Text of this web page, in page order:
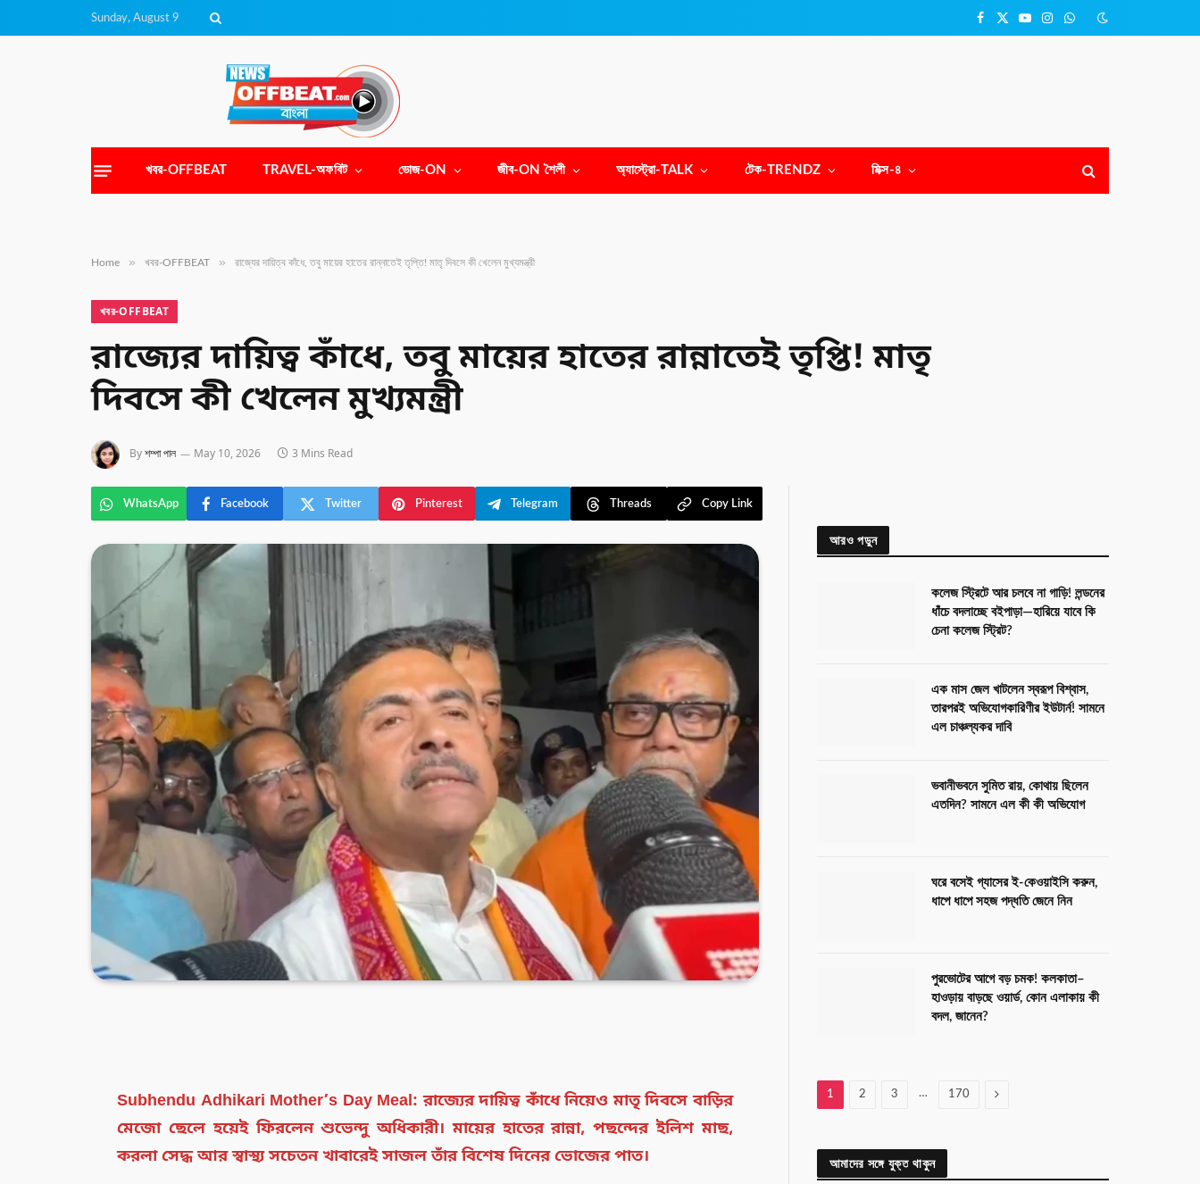
Sunday, August 9
Facebook
X
YouTubeInstagram
WhatsApp
খবর-OFFBEAT TRAVEL-অফবিট ভোজ-ON জীব-ON শৈলী অ্যাস্ট্রো-TALK টেক-TRENDZ মিক্স-৪
Home » খবর-OFFBEAT » রাজ্যের দায়িত্ব কাঁধে, তবু মায়ের হাতের রান্নাতেই তৃপ্তি! মাতৃ দিবসে কী খেলেন মুখ্যমন্ত্রী
খবর-OFFBEAT
রাজ্যের দায়িত্ব কাঁধে, তবু মায়ের হাতের রান্নাতেই তৃপ্তি! মাতৃ
দিবসে কী খেলেন মুখ্যমন্ত্রী
Byশম্পা পাল May 10, 2026 3 Mins Read
WhatsApp Facebook Twitter Pinterest Telegram Threads Copy Link
Subhendu Adhikari Mother’s Day Meal: রাজ্যের দায়িত্ব কাঁধে নিয়েও মাতৃ দিবসে বাড়ির
মেজো ছেলে হয়েই ফিরলেন শুভেন্দু অধিকারী। মায়ের হাতের রান্না, পছন্দের ইলিশ মাছ,
করলা সেদ্ধ আর স্বাস্থ্য সচেতন খাবারেই সাজল তাঁর বিশেষ দিনের ভোজের পাত।
আরও পড়ুন
কলেজ স্ট্রিটে আর চলবে না গাড়ি! লন্ডনের
ধাঁচে বদলাচ্ছে বইপাড়া—হারিয়ে যাবে কি
চেনা কলেজ স্ট্রিট?
এক মাস জেল খাটলেন স্বরূপ বিশ্বাস,
তারপরই অভিযোগকারিণীর ইউটার্ন! সামনে
এল চাঞ্চল্যকর দাবি
ভবানীভবনে সুমিত রায়, কোথায় ছিলেন
এতদিন? সামনে এল কী কী অভিযোগ
ঘরে বসেই গ্যাসের ই-কেওয়াইসি করুন,
ধাপে ধাপে সহজ পদ্ধতি জেনে নিন
পুরভোটের আগে বড় চমক! কলকাতা–
হাওড়ায় বাড়ছে ওয়ার্ড, কোন এলাকায় কী
বদল, জানেন?
1 2 3 … 170 Next
আমাদের সঙ্গে যুক্ত থাকুন